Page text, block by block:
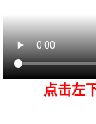
点击左